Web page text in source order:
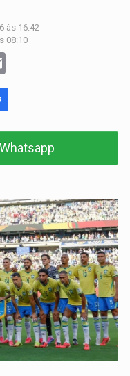
às 16:42
08:10